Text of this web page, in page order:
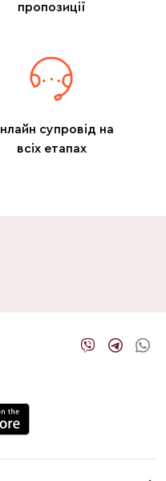
пропозиції
супровід на
всіх етапах